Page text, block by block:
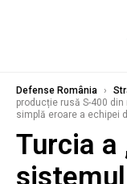
Defense România ›
producție rusă S-400
simplă eroare a echipei
Turcia a